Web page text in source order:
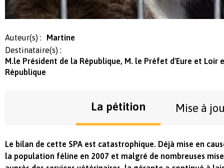
Auteur(s) :
Martine
Destinataire(s) :
M.le Président de la République, M. le Préfet d'Eure et Loir
République
La pétition Mise à
Le bilan de cette SPA est catastrophique. Déjà mise en
la population féline en 2007 et malgré de nombreuses